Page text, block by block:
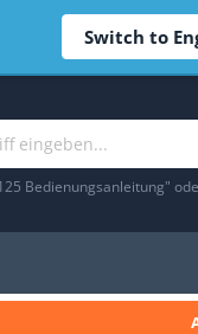
Switch to
Bedienungsanleitung"